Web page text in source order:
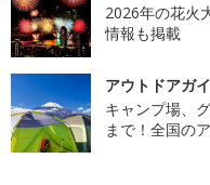
2026年の花火
情報も掲載
アウトドアガ
キャンプ場、
まで！全国の